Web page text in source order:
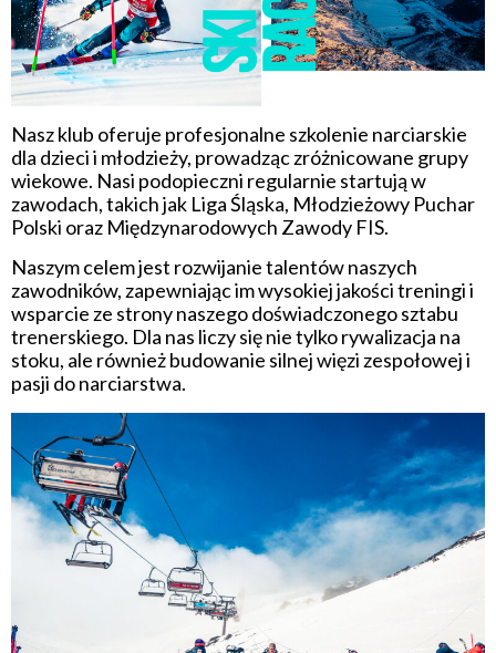
Nasz klub oferuje profesjonalne szkolenie narciarskie
dla dzieci i młodzieży, prowadząc zróżnicowane grupy
wiekowe. Nasi podopieczni regularnie startują w
zawodach, takich jak Liga Śląska, Młodzieżowy Puchar
Polski oraz Międzynarodowych Zawody FIS.
Naszym celem jest rozwijanie talentów naszych
zawodników, zapewniając im wysokiej jakości treningi i
wsparcie ze strony naszego doświadczonego sztabu
trenerskiego. Dla nas liczy się nie tylko rywalizacja na
stoku, ale również budowanie silnej więzi zespołowej i
pasji do narciarstwa.